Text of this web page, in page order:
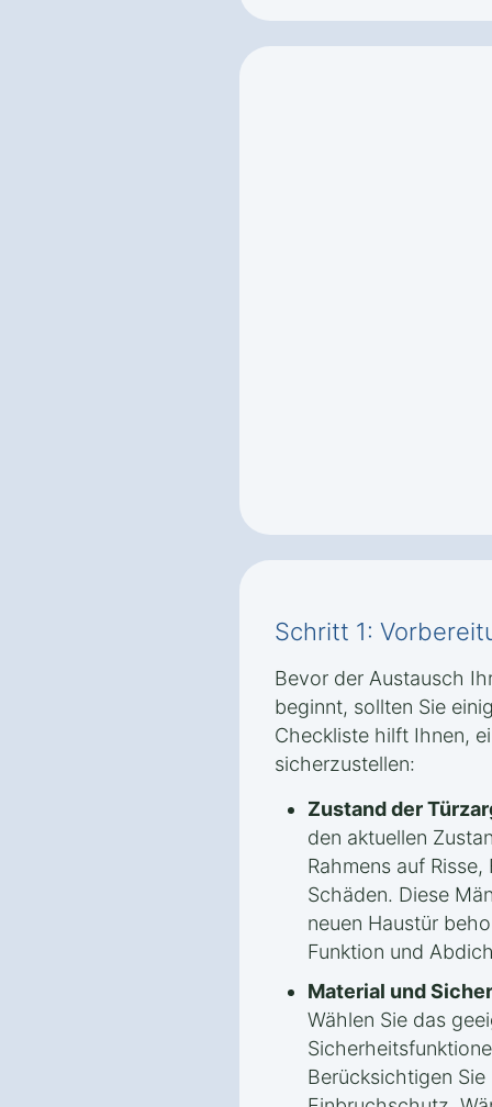
Schritt 1:
Bevor der Austausch
beginnt, sollten Sie
Checkliste hilft Ihnen,
sicherzustellen:
Zustand der
den aktuellen
Rahmens auf
Schäden. Diese
neuen Haustür
Funktion und
Material und
Wählen Sie das
Berücksichtigen